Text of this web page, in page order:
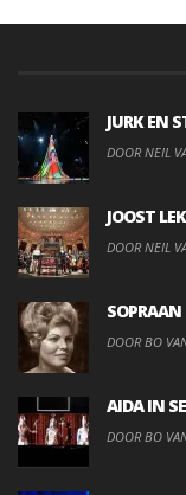
JURK EN
DOOR NEIL
JOOST
DOOR NEIL
SOPRAAN
DOOR BO
AIDA IN
DOOR BO